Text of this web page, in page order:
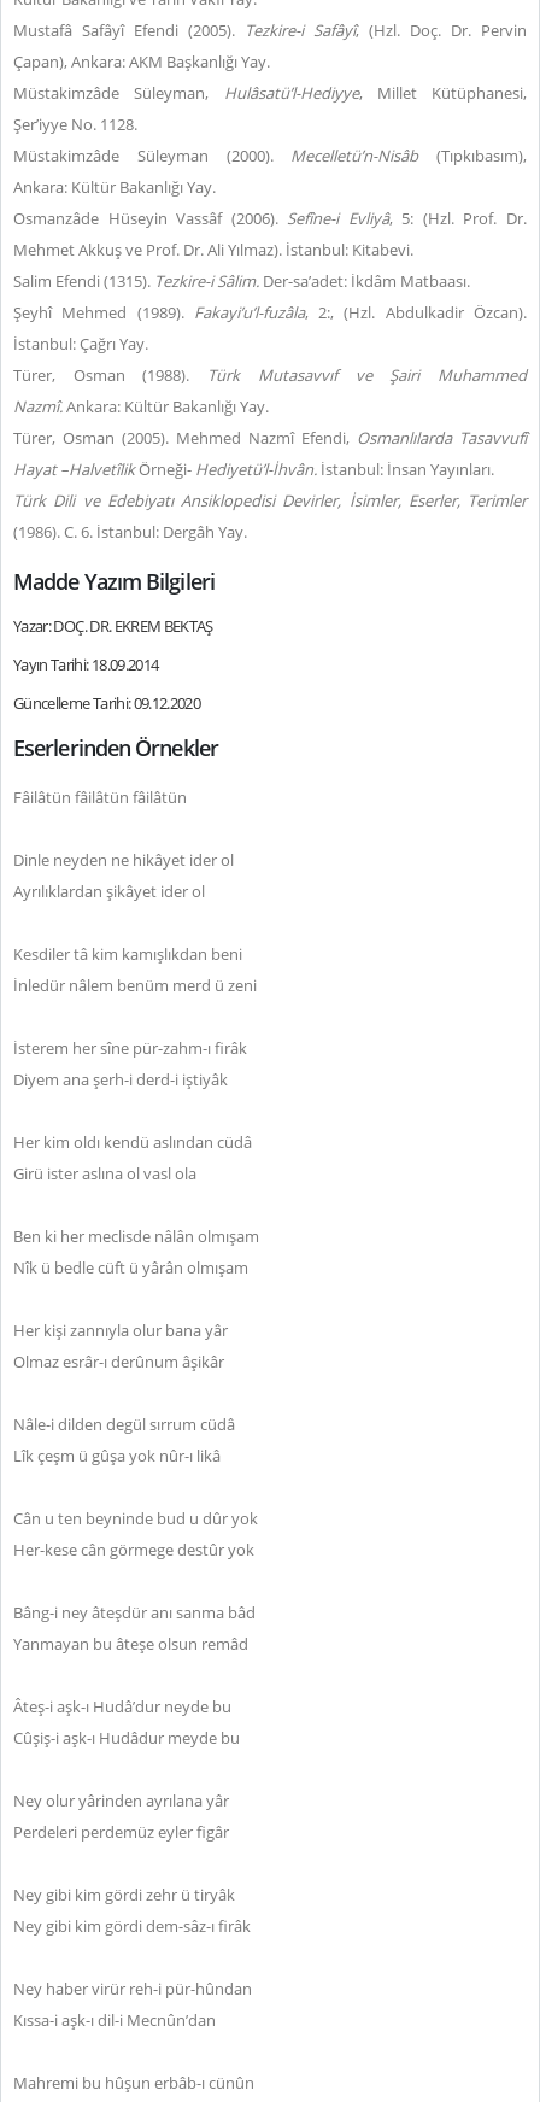
Mustafâ Safâyî Efendi (2005). Tezkire-i Safâyî, (Hzl. Doç. Dr. Pervin
Çapan), Ankara: AKM Başkanlığı Yay.
Müstakimzâde Süleyman, Hulâsatü’l-Hediyye, Millet Kütüphanesi,
Şer’iyye No. 1128.
Müstakimzâde Süleyman (2000). Mecelletü’n-Nisâb(Tıpkıbasım),
Ankara: Kültür BakanlığıYay.
Osmanzâde Hüseyin Vassâf (2006). Sefîne-i Evliyâ, 5: (Hzl. Prof. Dr.
Mehmet Akkuş ve Prof. Dr. Ali Yılmaz). İstanbul: Kitabevi.
Salim Efendi (1315). Tezkire-i Sâlim. Der-sa’adet: İkdâm Matbaası.
Şeyhî Mehmed (1989). Fakayi’u’l-fuzâla, 2:, (Hzl. Abdulkadir Özcan).
İstanbul: Çağrı Yay.
Türer, Osman (1988).
Türk Mutasavvıf ve Şairi Muhammed
Nazmî.Ankara: Kültür Bakanlığı Yay.
Türer, Osman (2005). Mehmed Nazmî Efendi, Osmanlılarda Tasavvufî
Hayat –HalvetîlikÖrneği- Hediyetü’l-İhvân. İstanbul: İnsan Yayınları.
Türk Dili ve Edebiyatı Ansiklopedisi Devirler, İsimler, Eserler, Terimler
(1986). C. 6. İstanbul: Dergâh Yay.
Madde Yazım Bilgileri
Yazar: DOÇ. DR. EKREM BEKTAŞ
Yayın Tarihi: 18.09.2014
Güncelleme Tarihi: 09.12.2020
Eserlerinden Örnekler
Fâilâtün fâilâtün fâilâtün
Dinle neyden ne hikâyet ider ol
Ayrılıklardan şikâyet ider ol
Kesdiler tâ kim kamışlıkdan beni
İnledür nâlem benüm merd ü zeni
İsterem her sîne pür-zahm-ı firâk
Diyem ana şerh-i derd-i iştiyâk
Her kim oldı kendü aslından cüdâ
Girü ister aslına ol vasl ola
Ben ki her meclisde nâlân olmışam
Nîk ü bedle cüft ü yârân olmışam
Her kişi zannıyla olur bana yâr
Olmaz esrâr-ı derûnum âşikâr
Nâle-i dilden degül sırrum cüdâ
Lîk çeşm ü gûşa yok nûr-ı likâ
Cân u ten beyninde bud u dûr yok
Her-kese cân görmege destûr yok
Bâng-i ney âteşdür anı sanma bâd
Yanmayan bu âteşe olsun remâd
Âteş-i aşk-ı Hudâ’dur neyde bu
Cûşiş-i aşk-ı Hudâdur meyde bu
Ney olur yârinden ayrılana yâr
Perdeleri perdemüz eyler figâr
Ney gibi kim gördi zehr ü tiryâk
Ney gibi kim gördi dem-sâz-ı firâk
Ney haber virür reh-i pür-hûndan
Kıssa-i aşk-ı dil-i Mecnûn’dan
Mahremi bu hûşun erbâb-ı cünûn